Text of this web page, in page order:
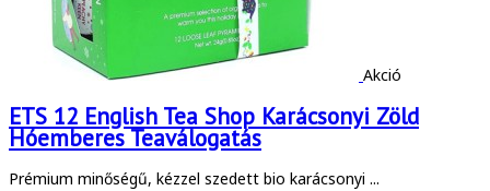
Akció
ETS 12 English Tea Shop Karácsonyi Zöld
Hóemberes Teaválogatás
Prémium minőségű, kézzel szedett bio karácsonyi ...